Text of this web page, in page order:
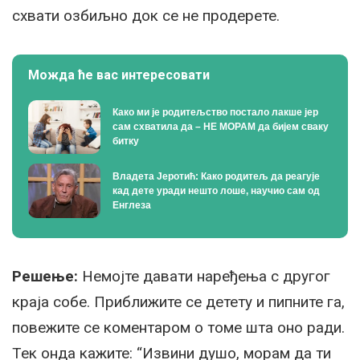
схвати озбиљно док се не продерете.
Можда ће вас интересовати
Како ми је родитељство постало лакше јер
сам схватила да – НЕ МОРАМ да бијем сваку
битку
Владета Јеротић: Како родитељ да реагује
кад дете уради нешто лоше, научио сам од
Енглеза
Решење: Немојте давати наређења с другог
краја собе. Приближите се детету и пипните га,
повежите се коментаром о томе шта оно ради.
Тек онда кажите: “Извини душо, морам да ти